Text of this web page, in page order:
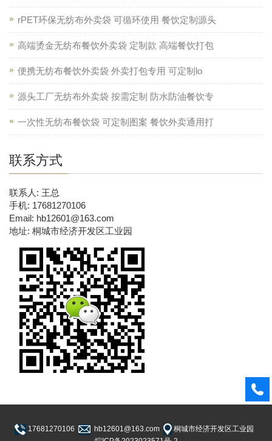
rPET环保无纺布外卖袋 可循环使用 餐饮定制源头
高端烫金无纺布餐饮外卖袋 定制款 高端餐饮打包
便携无纺布餐饮外卖袋 外卖打包专用 可定制lo
源头工厂无纺布外卖袋 按需定制 防水防油餐饮专
一次性无纺布餐饮袋 可定制图案 餐饮外卖通用打
联系方式
联系人: 王总
手机: 17681270106
Email: hb12601@163.com
地址: 桐城市经济开发区工业园
17681270106 hb12601@163.com
桐城市经济开发区工业园